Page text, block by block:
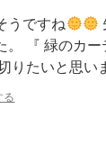
うですね
。 『 緑のカ
りたいと思
る